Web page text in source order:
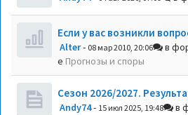
Если у вас возникли
Alter- 08 мар 2010, 20:06
в
е Прогнозы и споры
Сезон 2026/2027.
Andy74- 15 июл 2025, 19:48 в